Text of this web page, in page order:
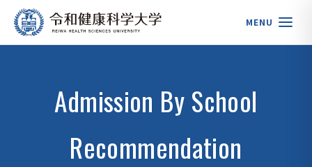
MENU
Admission By School
Recommendation